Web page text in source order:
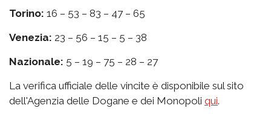
Torino: 16 – 53 – 83 – 47 – 65
Venezia: 23 – 56 – 15 – 5 – 38
Nazionale: 5 – 19 – 75 – 28 – 27
La verifica ufficiale delle vincite è disponibile sul sito
dell'Agenzia delle Dogane e dei Monopoli qui.